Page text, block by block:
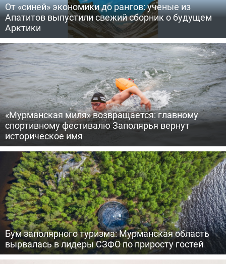
От «синей» экономики до рангов: ученые из
Апатитов выпустили свежий сборник о будущем
Арктики
«Мурманская миля» возвращается: главному
спортивному фестивалю Заполярья вернут
историческое имя
Бум заполярного туризма: Мурманская область
вырвалась в лидеры СЗФО по приросту гостей